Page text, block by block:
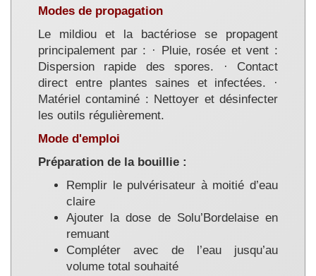
Modes de propagation
Le mildiou et la bactériose se propagent
principalement par : · Pluie, rosée et vent :
Dispersion rapide des spores. · Contact
direct entre plantes saines et infectées. ·
Matériel contaminé : Nettoyer et désinfecter
les outils régulièrement.
Mode d'emploi
Préparation de la bouillie :
Remplir le pulvérisateur à moitié d’eau
claire
Ajouter la dose de Solu’Bordelaise en
remuant
Compléter avec de l’eau jusqu’au
volume total souhaité